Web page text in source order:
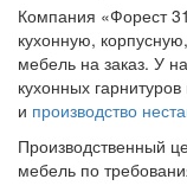
Компания «Форест
кухонную,
мебель на заказ. У
кухонных
и производство
Производственный
мебель по